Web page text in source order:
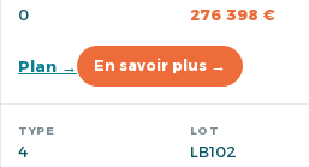
0 276 398 €
Plan → En savoir plus →
4 LB102